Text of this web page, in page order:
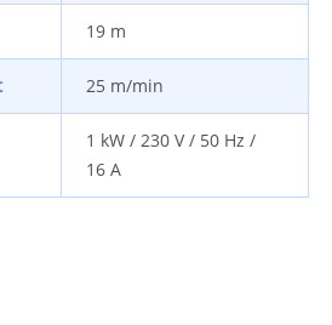
19 m
25 m/min
1 kW / 230 V / 50 Hz /
16 A